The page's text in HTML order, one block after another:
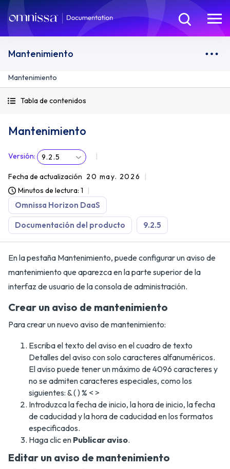
Mantenimiento
Mantenimiento
Tabla de contenidos
Mantenimiento
Versión: 9.2.5
Fecha de actualización 20 may. 2026
Minutos de lectura: 1
Omnissa Horizon DaaS
Documentación del producto 9.2.5
En la pestaña Mantenimiento, puede configurar un aviso de
mantenimiento que aparezca en la parte superior de la
interfaz de usuario de la consola de administración.
Crear un aviso de mantenimiento
Para crear un nuevo aviso de mantenimiento:
Escriba el texto del aviso en el cuadro de texto
Detalles del aviso con solo caracteres alfanuméricos.
El aviso puede tener un máximo de 4096 caracteres y
no se admiten caracteres especiales, como los
siguientes: & ( ) % < >
Introduzca la fecha de inicio, la hora de inicio, la fecha
de caducidad y la hora de caducidad en los formatos
especificados.
Haga clic en Publicar aviso.
Editar un aviso de mantenimiento